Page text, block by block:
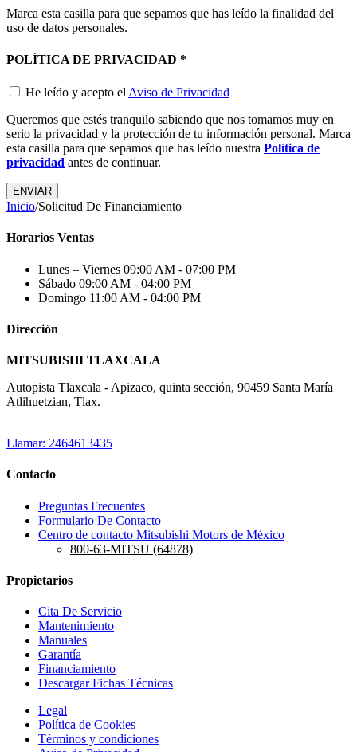
Marca esta casilla para que sepamos que has leído la finalidad del
uso de datos personales.
POLÍTICA DE PRIVACIDAD *
He leído y acepto el Aviso de Privacidad
Queremos que estés tranquilo sabiendo que nos tomamos muy en
serio la privacidad y la protección de tu información personal. Marca
esta casilla para que sepamos que has leído nuestra Política de
privacidad antes de continuar.
Inicio/Solicitud De Financiamiento
Horarios Ventas
Lunes – Viernes 09:00 AM - 07:00 PM
Sábado 09:00 AM - 04:00 PM
Domingo 11:00 AM - 04:00 PM
Dirección
MITSUBISHI TLAXCALA
Autopista Tlaxcala - Apizaco, quinta sección, 90459 Santa María
Atlihuetzian, Tlax.
Llamar: 2464613435
Contacto
Preguntas Frecuentes
Formulario De Contacto
Centro de contacto Mitsubishi Motors de México
800-63-MITSU (64878)
Propietarios
Cita De Servicio
Mantenimiento
Manuales
Garantía
Financiamiento
Descargar Fichas Técnicas
Legal
Política de Cookies
Términos y condiciones